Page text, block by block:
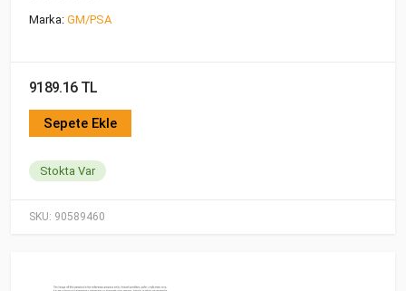
SKU: 90589460
Marka: GM/PSA
9189.16 TL
Sepete Ekle
Stokta Var